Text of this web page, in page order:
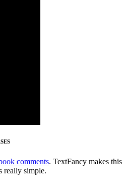
comments. TextFancy makes this
really simple.